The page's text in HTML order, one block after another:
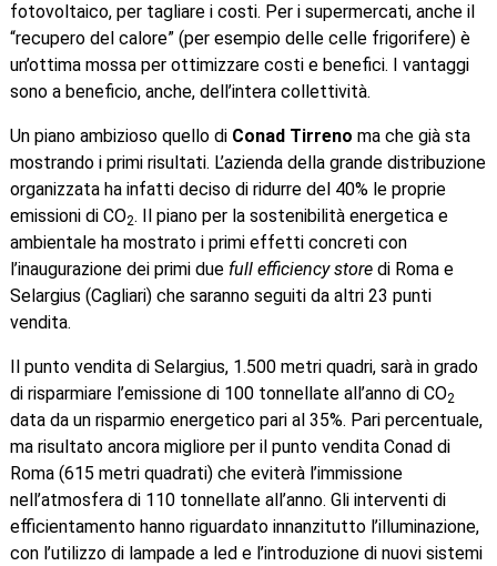
fotovoltaico, per tagliare i costi. Per i supermercati, anche il
“recupero del calore” (per esempio delle celle frigorifere) è
un’ottima mossa per ottimizzare costi e benefici. I vantaggi
sono a beneficio, anche, dell’intera collettività.
Un piano ambizioso quello di Conad Tirreno ma che già sta
mostrando i primi risultati. L’azienda della grande distribuzione
organizzata ha infatti deciso di ridurre del 40% le proprie
emissioni di CO2. Il piano per la sostenibilità energetica e
ambientale ha mostrato i primi effetti concreti con
l’inaugurazione dei primi due full efficiency storedi Roma e
Selargius (Cagliari) che saranno seguiti da altri 23 punti
vendita.
Il punto vendita di Selargius, 1.500 metri quadri, sarà in grado
di risparmiare l’emissione di 100 tonnellate all’anno di CO2
data da un risparmio energetico pari al 35%. Pari percentuale,
ma risultato ancora migliore per il punto vendita Conad di
Roma (615 metri quadrati) che eviterà l’immissione
nell’atmosfera di 110 tonnellate all’anno. Gli interventi di
efficientamento hanno riguardato innanzitutto l’illuminazione,
con l’utilizzo di lampade a led e l’introduzione di nuovi sistemi